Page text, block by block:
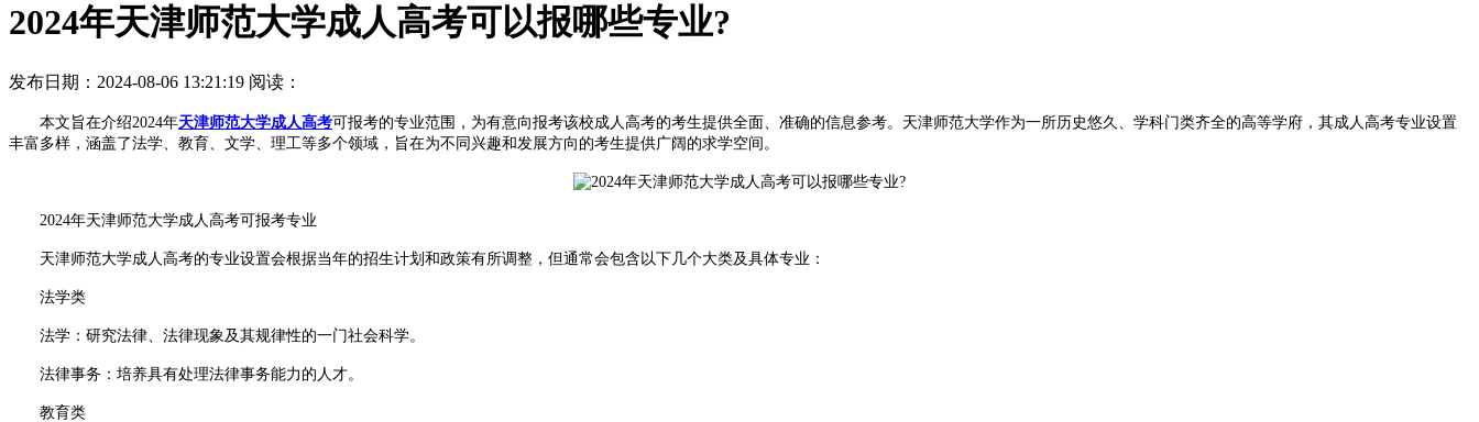
2024年天津师范大学成人高考可以报哪些专业?
发布日期：2024-08-06 13:21:19 阅读：
本文旨在介绍2024年天津师范大学成人高考可报考的专业范围，为有意向报考该校成人高考的考生提供全面、准确的信息参考。天津师范大学作为一所历史悠久、学科门类齐全的高等学府，其成人高考专业设置
丰富多样，涵盖了法学、教育、文学、理工等多个领域，旨在为不同兴趣和发展方向的考生提供广阔的求学空间。
2024年天津师范大学成人高考可报考专业
天津师范大学成人高考的专业设置会根据当年的招生计划和政策有所调整，但通常会包含以下几个大类及具体专业：
法学类
法学：研究法律、法律现象及其规律性的一门社会科学。
法律事务：培养具有处理法律事务能力的人才。
教育类